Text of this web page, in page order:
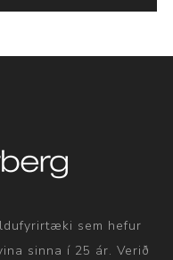
sem hefur
sinna í 25 ár. Verið